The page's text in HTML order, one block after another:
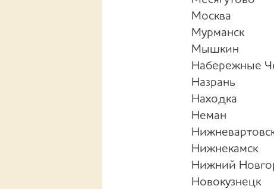
Москва
Мурманск
Мышкин
Набережные
Назрань
Находка
Неман
Нижнекамск
Нижний
Новокузнецк